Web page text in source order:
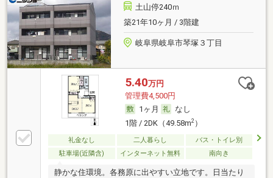
土山停240ｍ
築21年10ヶ月 / 3階建
岐阜県岐阜市琴塚３丁目
5.40万円
管理費4,500円
1ヶ月
なし
1階 / 2DK（49.58m2）
礼金なし 二人暮らし
バス・トイレ別
駐車場(近隣含)
インターネット無料 南向き
静かな住環境。各務原に出やすい立地です。日当たり